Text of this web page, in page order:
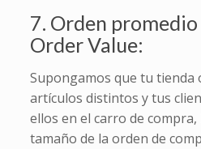
7. Orden
Order Value:
Supongamos que tu tienda
artículos distintos y tus
ellos en el carro de
tamaño de la orden de